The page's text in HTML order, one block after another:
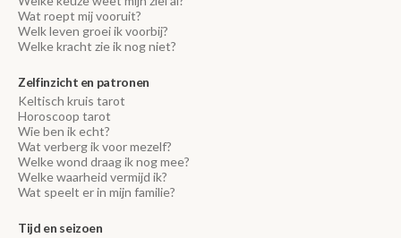
Wat roept mij vooruit?
Welk leven groei ik voorbij?
Welke kracht zie ik nog niet?
Zelfinzicht en patronen
Keltisch kruis tarot
Horoscoop tarot
Wie ben ik echt?
Wat verberg ik voor mezelf?
Welke wond draag ik nog mee?
Welke waarheid vermijd ik?
Wat speelt er in mijn familie?
Tijd en seizoen